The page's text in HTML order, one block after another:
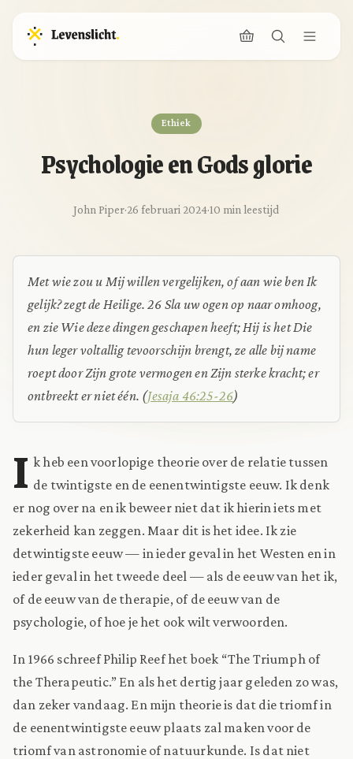
Ethiek
Psychologie en Gods glorie
John Piper·26 februari 2024·10 min leestijd
Met wie zou u Mij willen vergelijken, of aan wie ben Ik
gelijk? zegt de Heilige. 26 Sla uw ogen op naar omhoog,
en zie Wie deze dingen geschapen heeft; Hij is het Die
hun leger voltallig tevoorschijn brengt, ze alle bij name
roept door Zijn grote vermogen en Zijn sterke kracht; er
ontbreekt er niet één. (Jesaja 46:25-26)
I k heb een voorlopige theorie over de relatie tussen
de twintigste en de eenentwintigste eeuw. Ik denk
er nog over na en ik beweer niet dat ik hierin iets met
zekerheid kan zeggen. Maar dit is het idee. Ik zie
detwintigste eeuw — in ieder geval in het Westen en in
ieder geval in het tweede deel — als de eeuw van het ik,
of de eeuw van de therapie, of de eeuw van de
psychologie, of hoe je het ook wilt verwoorden.
In 1966 schreef Philip Reef het boek “The Triumph of
the Therapeutic.” En als het dertig jaar geleden zo was,
dan zeker vandaag. En mijn theorie is dat die triomf in
de eenentwintigste eeuw plaats zal maken voor de
triomf van astronomie of natuurkunde. Is dat niet